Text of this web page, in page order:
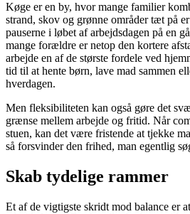
Køge er en by, hvor mange familier
strand, skov og grønne områder tæt på
pauserne i løbet af arbejdsdagen på en
mange forældre er netop den kortere
arbejde en af de største fordele ved
tid til at hente børn, lave mad sammen
hverdagen.
Men fleksibiliteten kan også gøre det
grænse mellem arbejde og fritid. Når
stuen, kan det være fristende at tjekke
så forsvinder den frihed, man egentlig
Skab tydelige rammer
Et af de vigtigste skridt mod balance er